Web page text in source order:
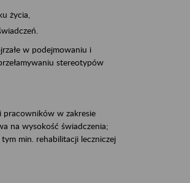
życia,
w podejmowaniu i
stereotypów
pracowników w zakresie
na wysokość świadczenia;
min. rehabilitacji leczniczej